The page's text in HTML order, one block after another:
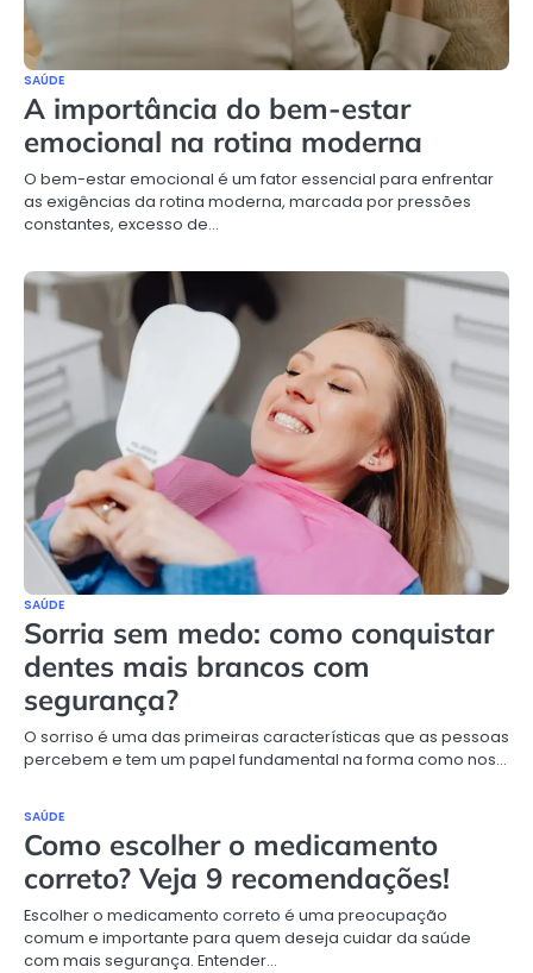
SAÚDE
A importância do bem-estar
emocional na rotina moderna
O bem-estar emocional é um fator essencial para enfrentar
as exigências da rotina moderna, marcada por pressões
constantes, excesso de…
SAÚDE
Sorria sem medo: como conquistar
dentes mais brancos com
segurança?
O sorriso é uma das primeiras características que as pessoas
percebem e tem um papel fundamental na forma como nos…
SAÚDE
Como escolher o medicamento
correto? Veja 9 recomendações!
Escolher o medicamento correto é uma preocupação
comum e importante para quem deseja cuidar da saúde
com mais segurança. Entender…